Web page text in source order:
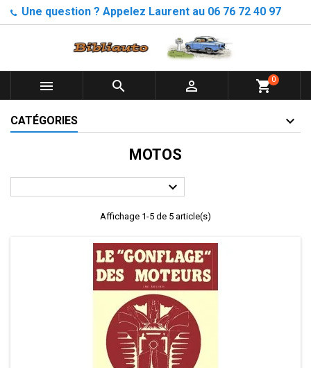
Une question ? Appelez Laurent au 06 76 72 40 97
   shopping_cart0
CATÉGORIES
MOTOS

Affichage 1-5 de 5 article(s)